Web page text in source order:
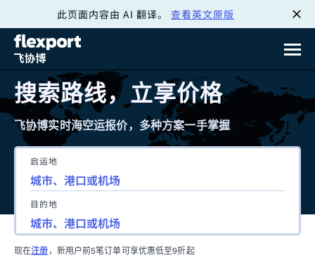
此页面内容由 AI 翻译。 查看英文原版
搜索路线，立享价格
飞协博实时海空运报价，多种方案一手掌握
启运地
目的地
现在注册 ，新用户前5笔订单可享优惠低至9折起